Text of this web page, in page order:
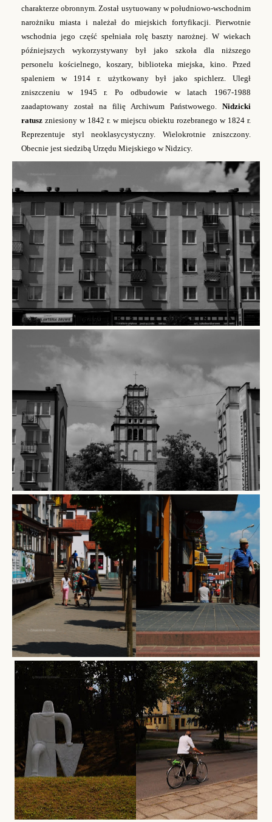
charakterze obronnym. Został usytuowany w południowo-wschodnim
narożniku miasta i należał do miejskich fortyfikacji. Pierwotnie
wschodnia jego część spełniała rolę baszty narożnej. W wiekach
późniejszych wykorzystywany był jako szkoła dla niższego
personelu kościelnego, koszary, biblioteka miejska, kino. Przed
spaleniem w 1914 r. użytkowany był jako spichlerz. Uległ
zniszczeniu w 1945 r. Po odbudowie w latach 1967-1988
zaadaptowany został na filię Archiwum Państwowego. Nidzicki
ratusz zniesiony w 1842 r. w miejscu obiektu rozebranego w 1824 r.
Reprezentuje styl neoklasycystyczny. Wielokrotnie zniszczony.
Obecnie jest siedzibą Urzędu Miejskiego w Nidzicy.